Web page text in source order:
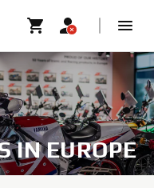
IN EUROPE